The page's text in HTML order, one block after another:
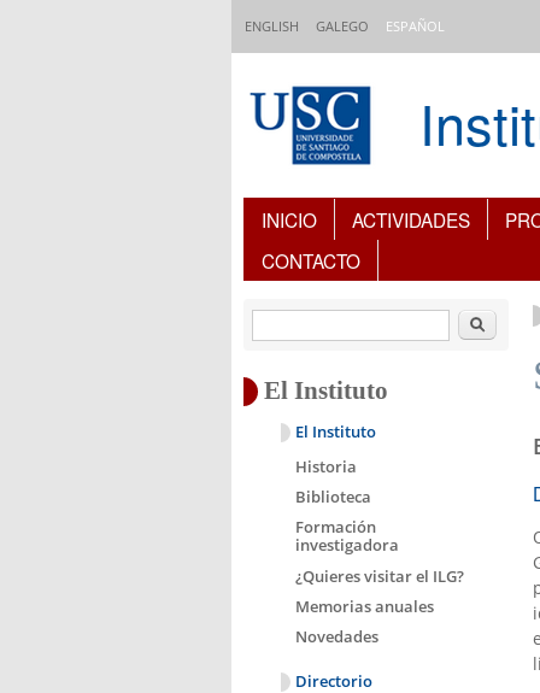
ENGLISH GALEGO ESPAÑOL
Índice de contenidos
INICIO ACTIVIDADES
CONTACTO
Buscar
El Instituto
El Instituto
Historia
Biblioteca
Formación
investigadora
¿Quieres visitar el ILG?
Memorias anuales
Novedades
Directorio